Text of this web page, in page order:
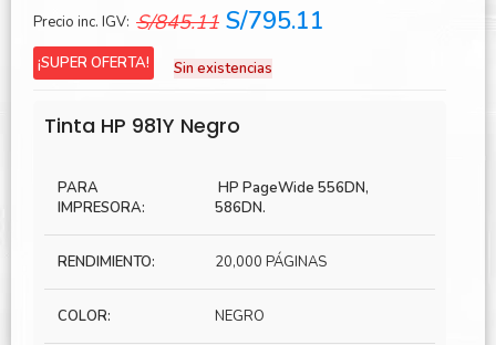
Precio inc. IGV: S/845.11 El
original
S/845.11.
S/795.11
¡SUPER OFERTA! Sin existencias
Tinta HP 981Y Negro
PARA
IMPRESORA:
HP PageWide 556DN,
586DN.
RENDIMIENTO: 20,000 PÁGINAS
COLOR: NEGRO